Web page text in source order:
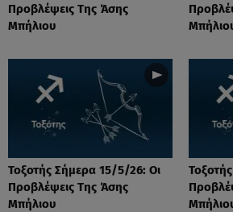
Προβλέψεις Της Άσης
Μπήλιου
Τοξοτής Σήμερα 15/5/26: Οι
Προβλέψεις Της Άσης
Μπήλιου